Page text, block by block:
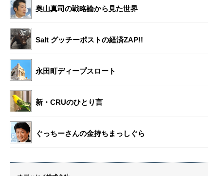
奥山真司の戦略論から見た世界
Salt グッチーポストの経済ZAP!!
永田町ディープスロート
新・CRUのひとり言
ぐっちーさんの金持ちまっしぐら